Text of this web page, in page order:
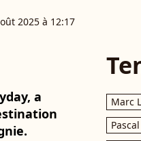
2025 à 12:17
a
Marc